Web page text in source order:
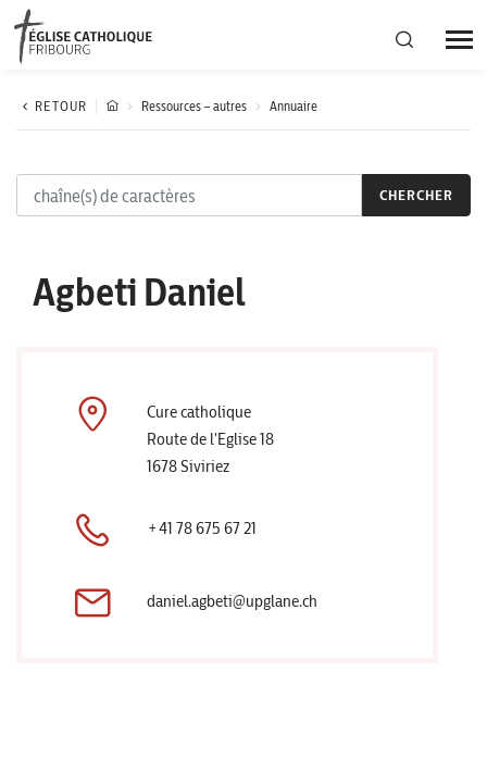
Région diocésaine
Actualités
Corporation cantonale
RETOUR Ressources – autres Annuaire
CHERCHER
Agbeti Daniel
Cure catholique
Route de l'Eglise 18
1678 Siviriez
+41 78 675 67 21
daniel.agbeti@upglane.ch